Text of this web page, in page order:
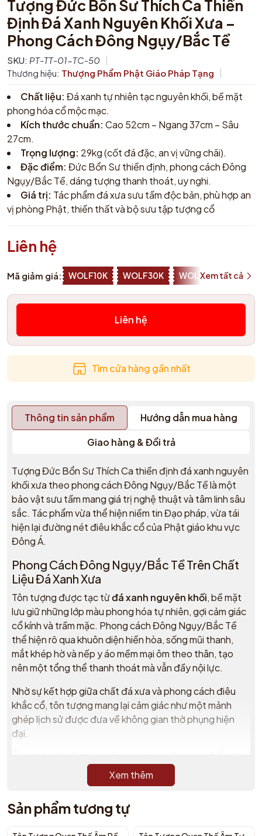
Tượng Đức Bổn Sư Thích Ca Thiền
Định Đá Xanh Nguyên Khối Xưa –
Phong Cách Đông Ngụy/Bắc Tề
SKU: PT-TT-01-TC-50
Thương hiệu: Thượng Phẩm Phật Giáo Pháp Tạng
Chất liệu: Đá xanh tự nhiên tạc nguyên khối, bề mặt
phong hóa cổ mộc mạc.
Kích thước chuẩn: Cao 52cm – Ngang 37cm – Sâu
27cm.
Trọng lượng: 29kg (cốt đá đặc, an vị vững chãi).
Đặc điểm: Đức Bổn Sư thiền định, phong cách Đông
Ngụy/Bắc Tề, dáng tượng thanh thoát, uy nghi.
Giá trị: Tác phẩm đá xưa sưu tầm độc bản, phù hợp an
vị phòng Phật, thiền thất và bộ sưu tập tượng cổ
Liên hệ
Mã giảm giá: WOLF10K WOLF30K WOLF50KXem tất cả
Liên hệ
Tìm cửa hàng gần nhất
Thông tin sản phẩm
Hướng dẫn mua hàng
Giao hàng & Đổi trả
Tượng Đức Bổn Sư Thích Ca thiền định đá xanh nguyên
khối xưa theo phong cách Đông Ngụy/Bắc Tề là một
bảo vật sưu tầm mang giá trị nghệ thuật và tâm linh sâu
sắc. Tác phẩm vừa thể hiện niềm tin Đạo pháp, vừa tái
hiện lại đường nét điêu khắc cổ của Phật giáo khu vực
Đông Á.
Phong Cách Đông Ngụy/Bắc Tề Trên Chất
Liệu Đá Xanh Xưa
Tôn tượng được tạc từđá xanh nguyên khối, bề mặt
lưu giữ những lớp màu phong hóa tự nhiên, gợi cảm giác
cổ kính và trầm mặc. Phong cách Đông Ngụy/Bắc Tề
thể hiện rõ qua khuôn diện hiền hòa, sống mũi thanh,
mắt khép hờ và nếp y áo mềm mại ôm theo thân, tạo
nên một tổng thể thanh thoát mà vẫn đầy nội lực.
Nhờ sự kết hợp giữa chất đá xưa và phong cách điêu
khắc cổ, tôn tượng mang lại cảm giác như một mảnh
ghép lịch sử được đưa về không gian thờ phụng hiện
đại.
Đức Bổn Sư ngồi thiền định vững chãi, hai chân kiết già,
thân ngay thẳng, thần thái an nhiên. Đây là hình tượng
đặc trưng cho trạng thái nội tâm an trú, tập trung vào
hơi thở và chánh niệm, nhắc nhở người chiêm bái quay
về với sự bình an bên trong.
Xem thêm
Sản phẩm tương tự